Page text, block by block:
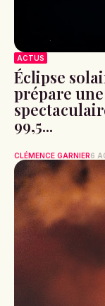
ACTUS
Éclipse
prépare
99,5...
CLÉMENCE GARNIER6